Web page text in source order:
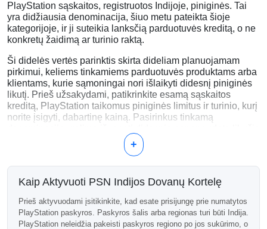
PlayStation sąskaitos, registruotos Indijoje, piniginės. Tai
yra didžiausia denominacija, šiuo metu pateikta šioje
kategorijoje, ir ji suteikia lanksčią parduotuvės kreditą, o ne
konkretų žaidimą ar turinio raktą.
Ši didelės vertės parinktis skirta dideliam planuojamam
pirkimui, keliems tinkamiems parduotuvės produktams arba
klientams, kurie sąmoningai nori išlaikyti didesnį piniginės
likutį. Prieš užsakydami, patikrinkite esamą sąskaitos
kreditą, PlayStation taikomus piniginės limitus ir turinio, kurį
norite įsigyti, dabartinę kainą. Pasirinkus tinkamą
tinkamiems skaitmeniniams žaidimams, DLC, žaidimo
valiutai, išankstiniams užsakymams ir PlayStation Plus
parduotuvę. Katalogo prieinamumas, kainos ir
prenumeratos reikalavimai yra kontroliuojami PlayStation ir
+
Kaip Aktyvuoti PSN Indijos Dovanų Kortelę
Prieš aktyvuodami įsitikinkite, kad esate prisijungę prie numatytos
PlayStation paskyros. Paskyros šalis arba regionas turi būti Indija.
PlayStation neleidžia pakeisti paskyros regiono po jos sukūrimo, o